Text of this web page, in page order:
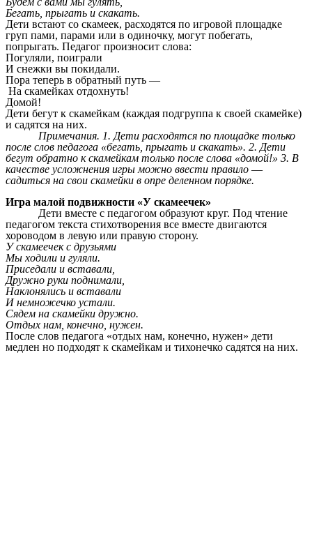
Бегать, прыгать и скакать.
Дети встают со скамеек, расходятся по игровой площадке
груп пами, парами или в одиночку, могут побегать,
попрыгать. Педагог произносит слова:
Погуляли, поиграли
И снежки вы покидали.
Пора теперь в обратный путь —
На скамейках отдохнуть!
Домой!
Дети бегут к скамейкам (каждая подгруппа к своей скамейке)
и садятся на них.
Примечания. 1. Дети расходятся по площадке только
после слов педагога «бегать, прыгать и скакать». 2. Дети
бегут обратно к скамейкам только после слова «домой!» 3. В
качестве усложнения игры можно ввести правило —
садиться на свои скамейки в опре деленном порядке.
Игра малой подвижности «У скамеечек»
Дети вместе с педагогом образуют круг. Под чтение
педагогом текста стихотворения все вместе двигаются
хороводом в левую или правую сторону.
У скамеечек с друзьями
Мы ходили и гуляли.
Приседали и вставали,
Дружно руки поднимали,
Наклонялись и вставали
И немножечко устали.
Сядем на скамейки дружно.
Отдых нам, конечно, нужен.
После слов педагога «отдых нам, конечно, нужен» дети
медлен но подходят к скамейкам и тихонечко садятся на них.